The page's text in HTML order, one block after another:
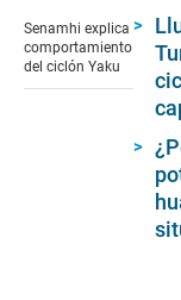
of
3
minutes,
Senamhi explica
comportamiento
del ciclón Yaku